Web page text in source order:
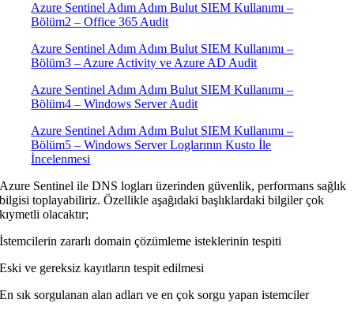
Azure Sentinel Adım Adım Bulut SIEM Kullanımı –
Bölüm2 – Office 365 Audit
Azure Sentinel Adım Adım Bulut SIEM Kullanımı –
Bölüm3 – Azure Activity ve Azure AD Audit
Azure Sentinel Adım Adım Bulut SIEM Kullanımı –
Bölüm4 – Windows Server Audit
Azure Sentinel Adım Adım Bulut SIEM Kullanımı –
Bölüm5 – Windows Server Loglarının Kusto İle
İncelenmesi
Azure Sentinel ile DNS logları üzerinden güvenlik, performans sağlık
bilgisi toplayabiliriz. Özellikle aşağıdaki başlıklardaki bilgiler çok
kıymetli olacaktır;
İstemcilerin zararlı domain çözümleme isteklerinin tespiti
Eski ve gereksiz kayıtların tespit edilmesi
En sık sorgulanan alan adları ve en çok sorgu yapan istemciler